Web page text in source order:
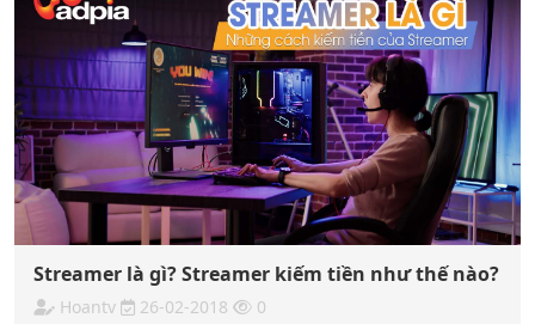
Streamer là gì? Streamer kiếm tiền như thế nào?
Hoantv 26-02-2018 0